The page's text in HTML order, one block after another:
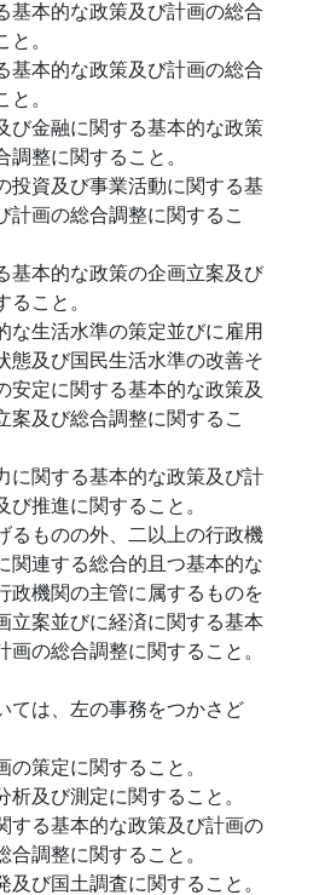
基本的な政策及び計画の総合
。
基本的な政策及び計画の総合
。
び金融に関する基本的な政策
整に関すること。
投資及び事業活動に関する基
計画の総合調整に関するこ
基本的な政策の企画立案及び
こと。
な生活水準の策定並びに雇用
態及び国民生活水準の改善そ
安定に関する基本的な政策及
案及び総合調整に関するこ
に関する基本的な政策及び計
推進に関すること。
るものの外、二以上の行政機
関連する総合的且つ基本的な
政機関の主管に属するものを
立案並びに経済に関する基本
画の総合調整に関すること。
ては、左の事務をつかさど
策定に関すること。
析及び測定に関すること。
する基本的な政策及び計画の
調整に関すること。
及び国土調査に関すること。